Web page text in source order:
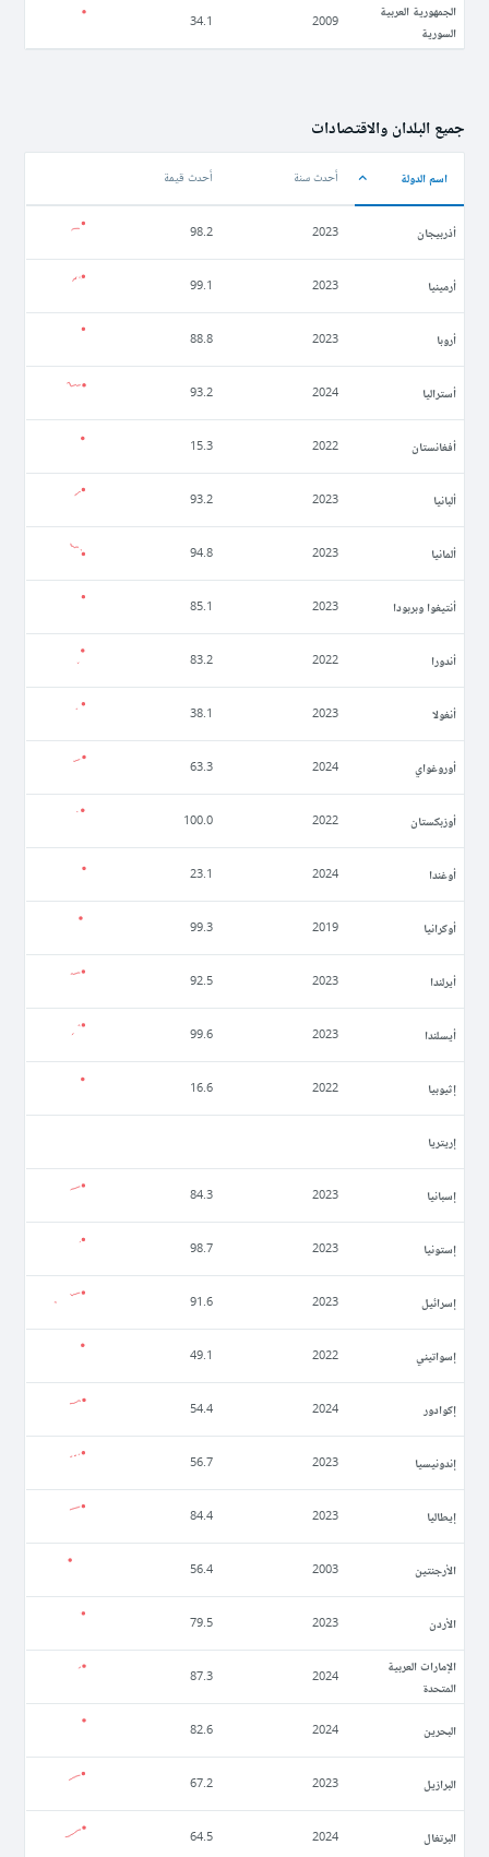
الجمهورية العربية
السورية
2009
34.1
جميع البلدان والاقتصادات
اسم الدولة أحدث سنة أحدث قيمة
أذربيجان 2023
98.2
أرمينيا 2023
99.1
أروبا 2023
88.8
أستراليا 2024
93.2
أفغانستان 2022
15.3
ألبانيا 2023
93.2
ألمانيا 2023
94.8
أنتيغوا وبربودا 2023
85.1
أندورا 2022
83.2
أنغولا 2023
38.1
أوروغواي 2024
63.3
أوزبكستان 2022
100.0
أوغندا 2024
23.1
أوكرانيا 2019
99.3
أيرلندا 2023
92.5
أيسلندا 2023
99.6
إثيوبيا 2022
16.6
إريتريا
إسبانيا 2023
84.3
إستونيا 2023
98.7
إسرائيل 2023
91.6
إسواتيني 2022
49.1
إكوادور 2024
54.4
إندونيسيا 2023
56.7
إيطاليا 2023
84.4
الأرجنتين 2003
56.4
الأردن 2023
79.5
الإمارات العربية
المتحدة
2024
87.3
البحرين 2024
82.6
البرازيل 2023
67.2
البرتغال 2024
64.5